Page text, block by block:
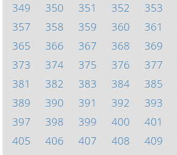
349
350 351 352 353
357
358 359 360 361
365
366 367 368 369
373
374 375 376 377
381
382 383 384 385
389
390 391 392 393
397
398 399 400 401
405
406 407 408 409